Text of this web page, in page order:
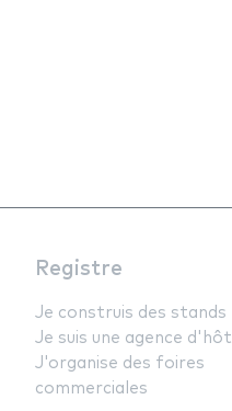
Registre
Je construis des stands
Je suis une agence
J'organise des foires
commerciales